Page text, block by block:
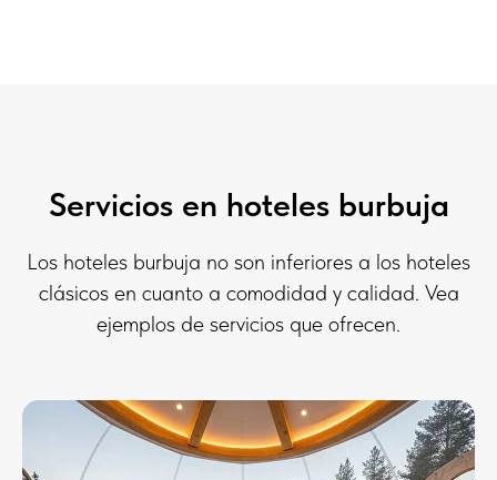
Servicios en hoteles burbuja
Los hoteles burbuja no son inferiores a los hoteles
clásicos en cuanto a comodidad y calidad. Vea
ejemplos de servicios que ofrecen.